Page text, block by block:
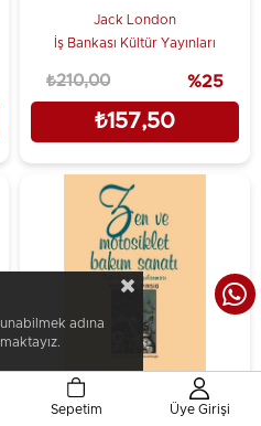
Jack London
İş Bankası Kültür Yayınları
₺157,50
₺210,00 %25
★ ★
adına
Sepetim Üye Girişi